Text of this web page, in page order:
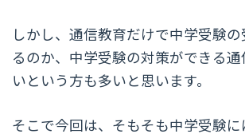
しかし、通信教育だけで中学受験
るのか、中学受験の対策ができる
いという方も多いと思います。
そこで今回は、そもそも中学受験